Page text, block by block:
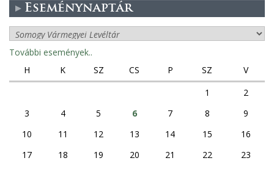
Eseménynaptár
További események..
H
K SZ CS P SZ
V
1
2
3
4 5 6 7 8
9
10
11 12 13 14 15
16
17
18 19 20 21 22
23